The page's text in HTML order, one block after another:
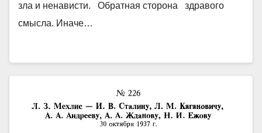
зла и ненависти. Обратная сторона здравого
смысла. Иначе…